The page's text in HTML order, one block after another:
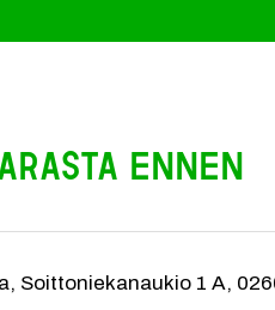
ennen
Soittoniekanaukio 1 A,